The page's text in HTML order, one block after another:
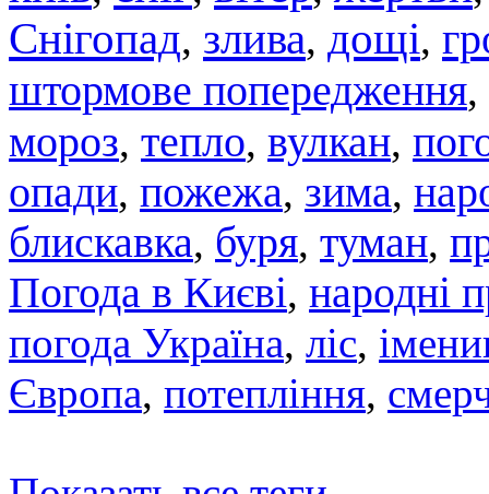
Снігопад, злива, дощі,
штормове попередження,
мороз, тепло, вулкан,
опади, пожежа, зима,
блискавка, буря, туман,
Погода в Києві, народні
погода Україна, ліс,
Європа, потепління,